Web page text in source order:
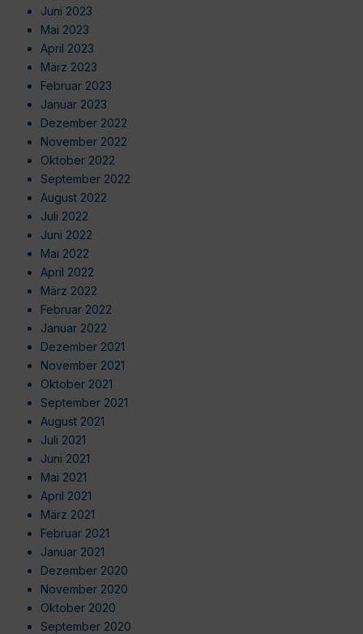
Juni 2023
Mai 2023
April 2023
März 2023
Februar 2023
Januar 2023
Dezember 2022
November 2022
Oktober 2022
September 2022
August 2022
Juli 2022
Juni 2022
Mai 2022
April 2022
März 2022
Februar 2022
Januar 2022
Dezember 2021
November 2021
Oktober 2021
September 2021
August 2021
Juli 2021
Juni 2021
Mai 2021
April 2021
März 2021
Februar 2021
Januar 2021
Dezember 2020
November 2020
Oktober 2020
September 2020